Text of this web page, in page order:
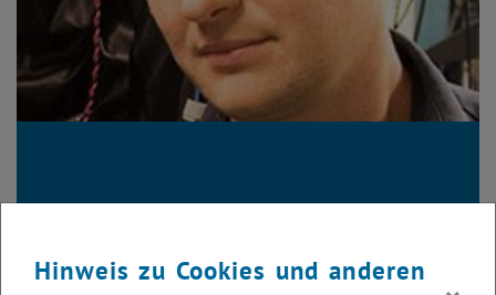
38
Hinweis zu Cookies und anderen